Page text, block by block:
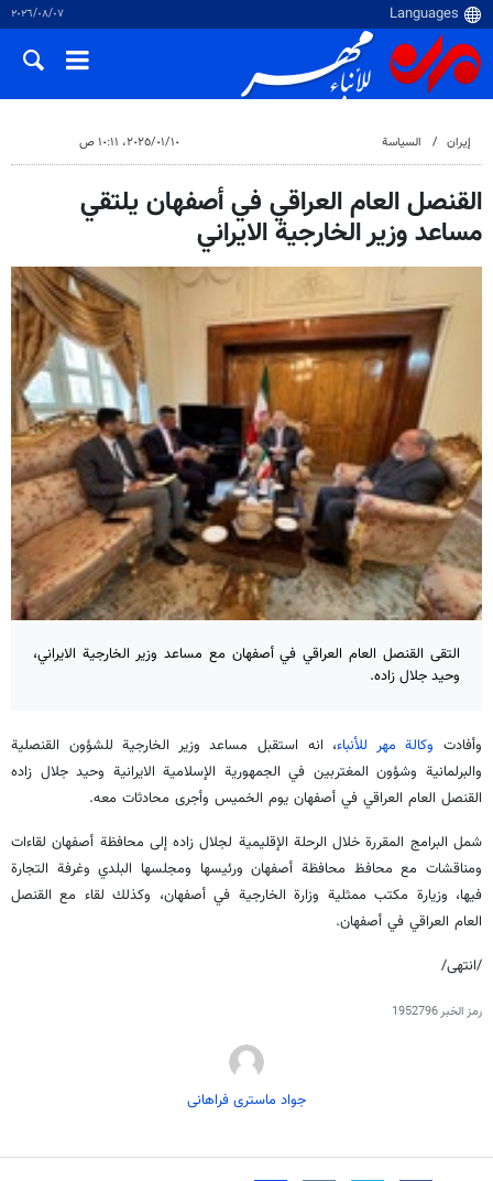
٠٧‏/٠٨‏/٢٠٢٦
إيران السياسة ١٠‏/٠١‏/٢٠٢٥، ١٠:١١ ص
القنصل العام العراقي في أصفهان يلتقي
مساعد وزير الخارجية الايراني
التقى القنصل العام العراقي في أصفهان مع مساعد وزير الخارجية الايراني،
وحيد جلال زاده.
وأفادت وكالة مهر للأنباء، انه استقبل مساعد وزير الخارجية للشؤون القنصلية
والبرلمانية وشؤون المغتربين في الجمهورية الإسلامية الايرانية وحيد جلال زاده
القنصل العام العراقي في أصفهان يوم الخميس وأجرى محادثات معه.
شمل البرامج المقررة خلال الرحلة الإقليمية لجلال زاده إلى محافظة أصفهان لقاءات
ومناقشات مع محافظ محافظة أصفهان ورئيسها ومجلسها البلدي وغرفة التجارة
فيها، وزيارة مكتب ممثلية وزارة الخارجية في أصفهان، وكذلك لقاء مع القنصل
العام العراقي في أصفهان.
/انتهى/
رمز الخبر1952796
جواد ماستری فراهانی